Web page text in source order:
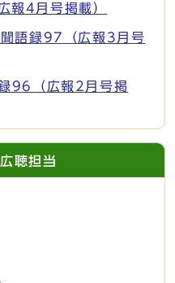
報4月号掲載）
語録97（広報3月号
96（広報2月号掲
聴担当